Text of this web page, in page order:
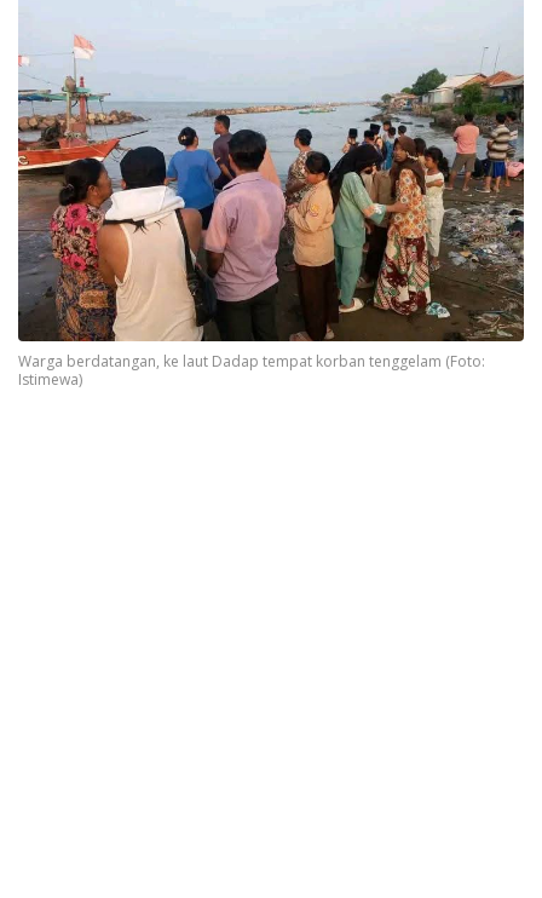
Warga berdatangan, ke laut Dadap tempat korban tenggelam (Foto:
Istimewa)